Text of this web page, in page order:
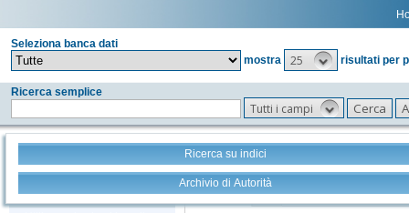
Seleziona banca dati
mostra
25 risultati per
Ricerca semplice
Tutti i campi
Ricerca su indici
Archivio di Autorità
Stampa - Email - Export Tutto +